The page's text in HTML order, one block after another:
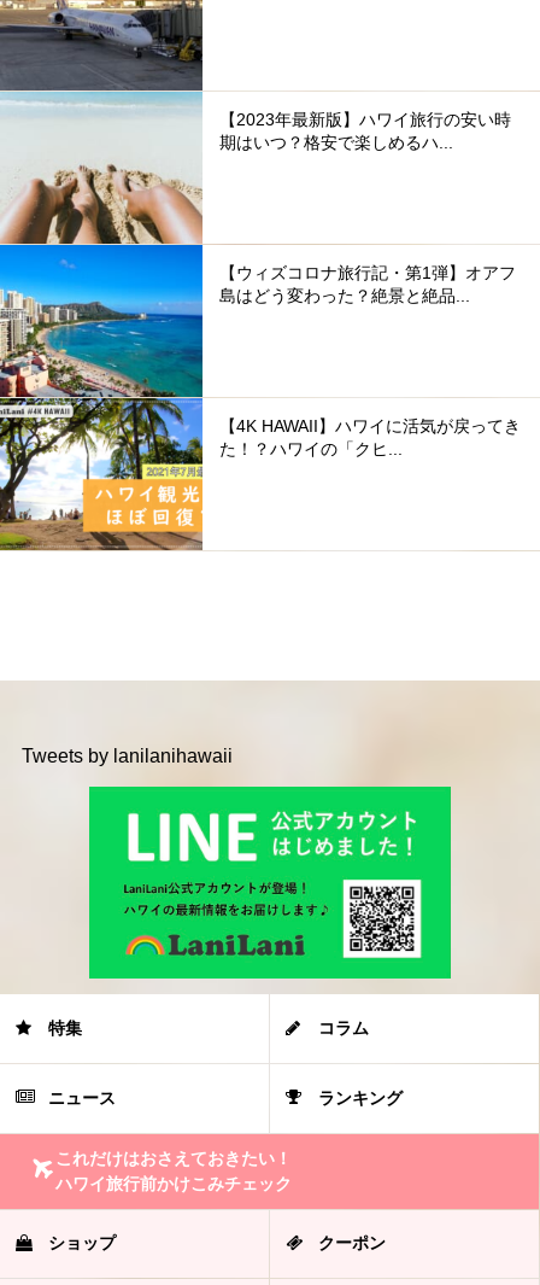
【2023年最新版】ハワイ旅行の安い時
期はいつ？格安で楽しめるハ...
【ウィズコロナ旅行記・第1弾】オアフ
島はどう変わった？絶景と絶品...
【4K HAWAII】ハワイに活気が戻ってき
た！？ハワイの「クヒ...
Tweets by lanilanihawaii
特集 コラム
ニュース ランキング
これだけはおさえておきたい！
ハワイ旅行前かけこみチェック
ショップ クーポン